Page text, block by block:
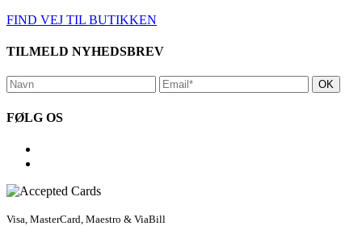
FIND VEJ TIL BUTIKKEN
TILMELD NYHEDSBREV
FØLG OS
Visa, MasterCard, Maestro & ViaBill